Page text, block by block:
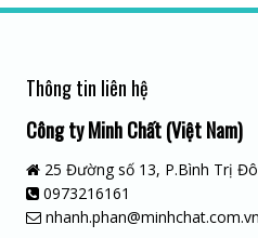
Thông tin liên hệ
Công ty Minh Chất (Việt Nam)
25 Đường số 13, P.Bình Trị
0973216161
nhanh.phan@minhchat.com.vn